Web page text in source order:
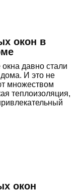
окон в
давно стали
И это не
множеством
теплоизоляция,
окон